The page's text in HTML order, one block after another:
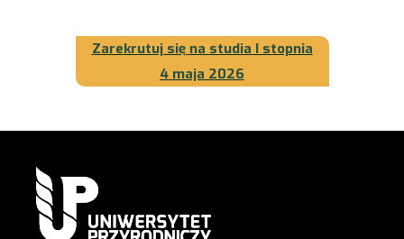
Zarekrutuj się na studia I stopnia
4 maja 2026